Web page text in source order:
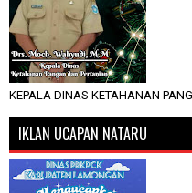
KEPALA DINAS KETAHANAN
IKLAN UCAPAN NATARU